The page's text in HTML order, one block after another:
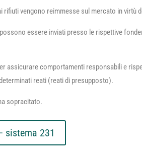
rifiuti vengono reimmesse sul mercato in
essere inviati presso le rispettive
assicurare comportamenti responsabili e
reati (reati di presupposto).
sopracitato.
sistema 231